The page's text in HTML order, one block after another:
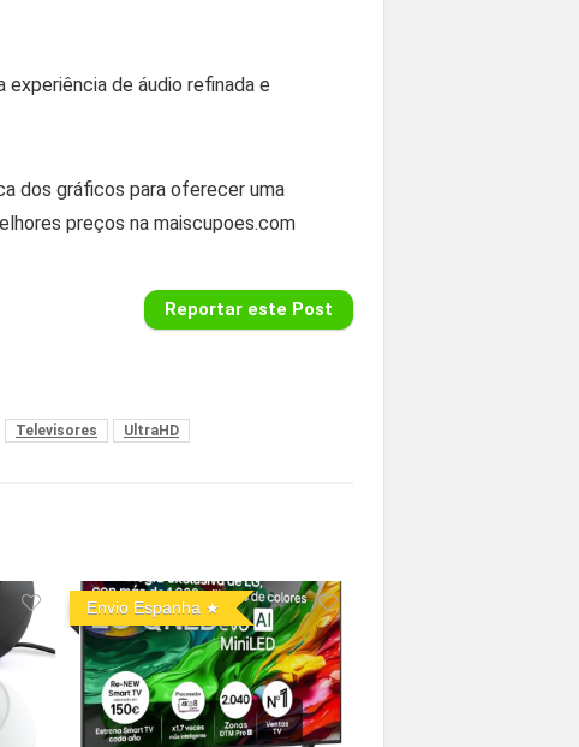
de áudio refinada e
dos gráficos para oferecer uma
preços na maiscupoes.com
Reportar este Post
Televisores UltraHD
Envio Espanha